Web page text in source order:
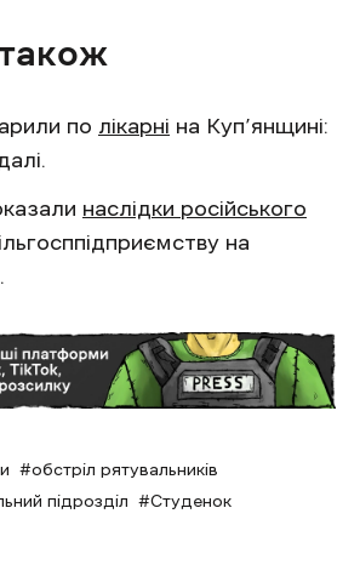
по лікарні на Куп’янщині:
наслідки російського
на
обстріл рятувальників
підрозділ
Студенок